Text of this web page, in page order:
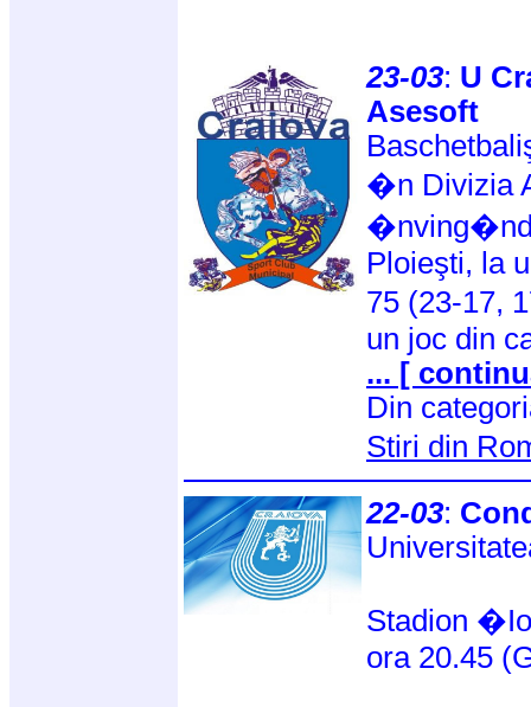
23-03: U
Asesoft
�n Divizia
�nving�nd
Ploieşti, la
75 (23-17,
un joc din
... [
Din
Stiri din
22-03:
Stadion
ora 20.45